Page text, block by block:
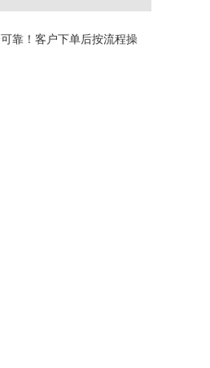
靠！客户下单后按流程操